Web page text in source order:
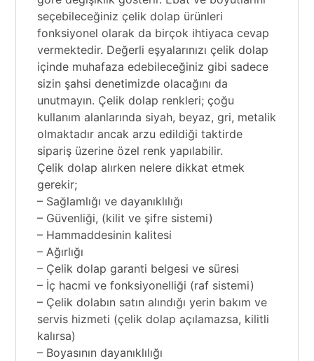
seçebileceğiniz çelik dolap ürünleri
fonksiyonel olarak da birçok ihtiyaca cevap
vermektedir. Değerli eşyalarınızı çelik dolap
içinde muhafaza edebileceğiniz gibi sadece
sizin şahsi denetimizde olacağını da
unutmayın. Çelik dolap renkleri; çoğu
kullanım alanlarında siyah, beyaz, gri, metalik
olmaktadır ancak arzu edildiği taktirde
sipariş üzerine özel renk yapılabilir.
Çelik dolap alırken nelere dikkat etmek
gerekir;
– Sağlamlığı ve dayanıklılığı
– Güvenliği, (kilit ve şifre sistemi)
– Hammaddesinin kalitesi
– Ağırlığı
– Çelik dolap garanti belgesi ve süresi
– İç hacmi ve fonksiyonelliği (raf sistemi)
– Çelik dolabın satın alındığı yerin bakım ve
servis hizmeti (çelik dolap açılamazsa, kilitli
kalırsa)
– Boyasının dayanıklılığı